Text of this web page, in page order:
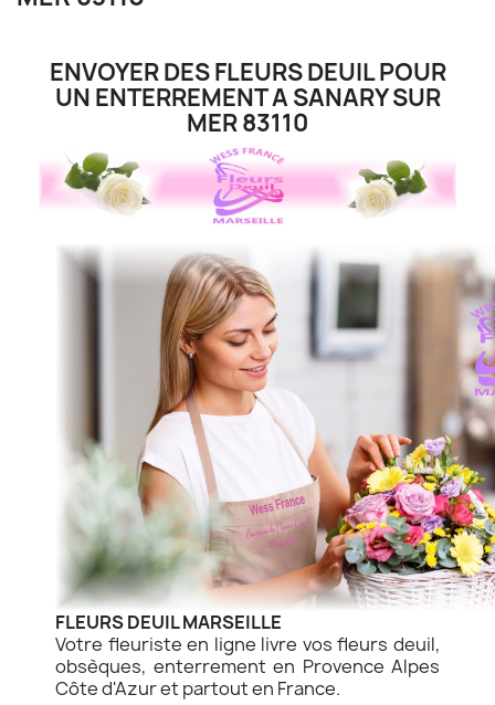
ENVOYER DES FLEURS DEUIL POUR
UN ENTERREMENT A SANARY SUR
MER 83110
FLEURS DEUIL MARSEILLE
Votre fleuriste en ligne livre vos fleurs deuil,
obsèques, enterrement en Provence Alpes
Côte d'Azur et partout en France.